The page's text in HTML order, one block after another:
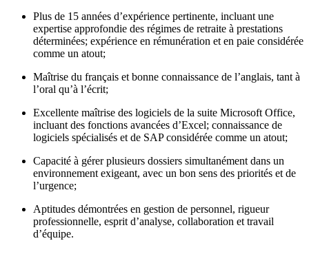
Plus de 15 années d’expérience pertinente, incluant une
expertise approfondie des régimes de retraite à prestations
déterminées; expérience en rémunération et en paie considérée
comme un atout;
Maîtrise du français et bonne connaissance de l’anglais, tant à
l’oral qu’à l’écrit;
Excellente maîtrise des logiciels de la suite Microsoft Office,
incluant des fonctions avancées d’Excel; connaissance de
logiciels spécialisés et de SAP considérée comme un atout;
Capacité à gérer plusieurs dossiers simultanément dans un
environnement exigeant, avec un bon sens des priorités et de
l’urgence;
Aptitudes démontrées en gestion de personnel, rigueur
professionnelle, esprit d’analyse, collaboration et travail
d’équipe.